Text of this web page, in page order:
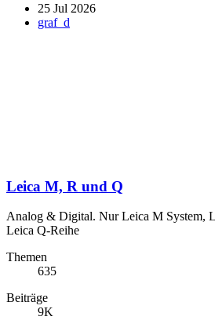
25 Jul 2026
graf_d
Leica M, R und Q
Analog & Digital. Nur Leica M System,
Leica Q-Reihe
Themen
635
Beiträge
9K